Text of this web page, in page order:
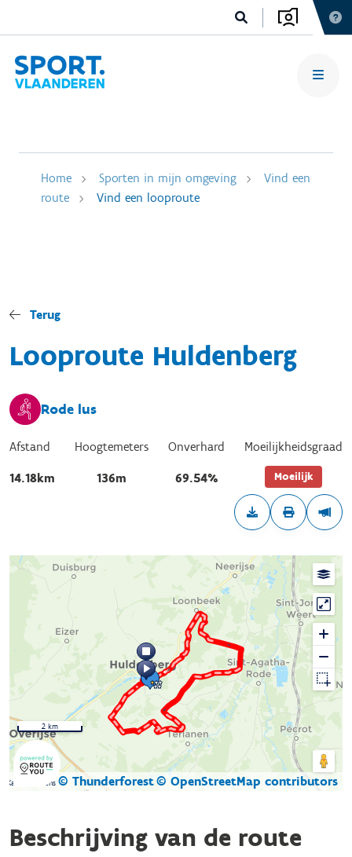
Home Sporten in mijn omgeving
Vind een
route
Vind een looproute
Terug
Looproute Huldenberg
Rode lus
Afstand
14.18km
Hoogtemeters
136m
Onverhard
69.54%
Moeilijkheidsgraad
Moeilijk
Kaartgegevens © Thunderforest© OpenStreetMap contributors
2 km
Beschrijving van de route